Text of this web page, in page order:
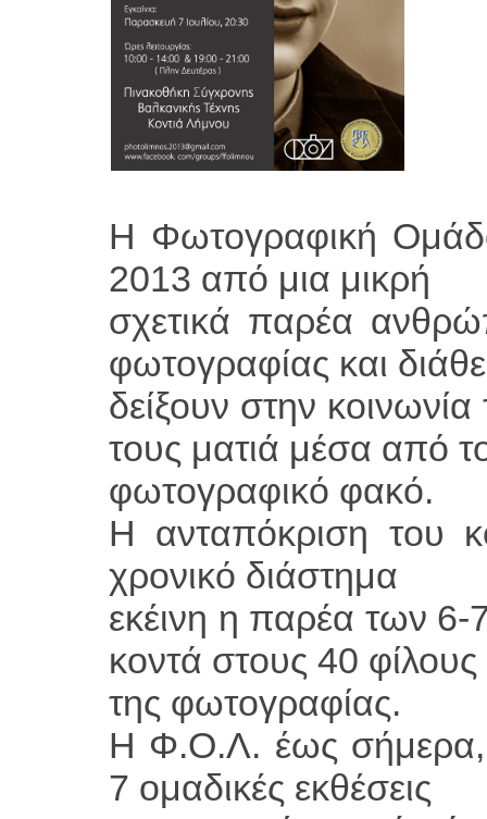
Η Φωτογραφική
2013 από μια μικρή
σχετικά παρέα
φωτογραφίας και
δείξουν στην
τους ματιά μέσα από
φωτογραφικό φακό.
Η ανταπόκριση του
χρονικό διάστημα
εκέινη η παρέα των
κοντά στους 40 φίλους
της φωτογραφίας.
Η Φ.Ο.Λ. έως σήμερα,
7 ομαδικές εκθέσεις